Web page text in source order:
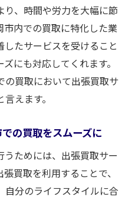
、時間や労力を大幅に節
内での買取に特化した業
たサービスを受けること
にも対応してくれます。
の買取において出張買取サ
えます。
の買取をスムーズに
ためには、出張買取サー
買取を利用することで、
自分のライフスタイルに合